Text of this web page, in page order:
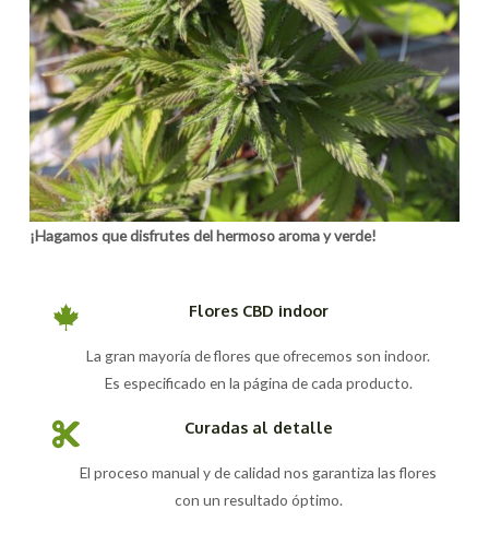
¡Hagamos que disfrutes del hermoso aroma y verde!
Flores CBD indoor
La gran mayoría de flores que ofrecemos son indoor.
Es especificado en la página de cada producto.
Curadas al detalle
El proceso manual y de calidad nos garantiza las flores
con un resultado óptimo.